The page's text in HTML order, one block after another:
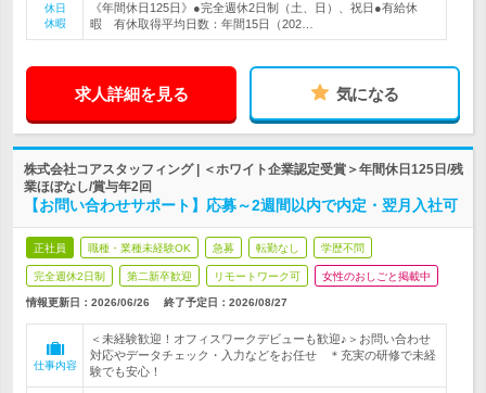
休日
休暇
《年間休日125日》●完全週休2日制（土、日）、祝日●有給休
暇 有休取得平均日数：年間15日（202…
求人詳細を見る 気になる
株式会社コアスタッフィング | ＜ホワイト企業認定受賞＞年間休日125日/残
業ほぼなし/賞与年2回
【お問い合わせサポート】応募～2週間以内で内定・翌月入社可
正社員 職種・業種未経験OK 急募 転勤なし 学歴不問
完全週休2日制 第二新卒歓迎 リモートワーク可 女性のおしごと掲載中
情報更新日：2026/06/26 終了予定日： 2026/08/27
仕事内容
＜未経験歓迎！オフィスワークデビューも歓迎♪＞お問い合わせ
対応やデータチェック・入力などをお任せ ＊充実の研修で未経
験でも安心！